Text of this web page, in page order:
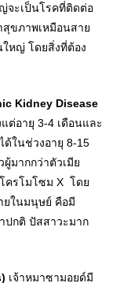
จะเป็นโรคที่ติดต่อ
ขภาพเหมือนสาย
หญ่ โดยสิ่งที่ต้อง
Kidney Disease
ต่อายุ 3-4 เดือนและ
ด้ในช่วงอายุ 8-15
มากกว่าตัวเมีย
ครโมโซม X  โดย
ยในมนุษย์ คือมี
ปกติ ปัสสาวะมาก
เจ้าหมาซามอยด์มี